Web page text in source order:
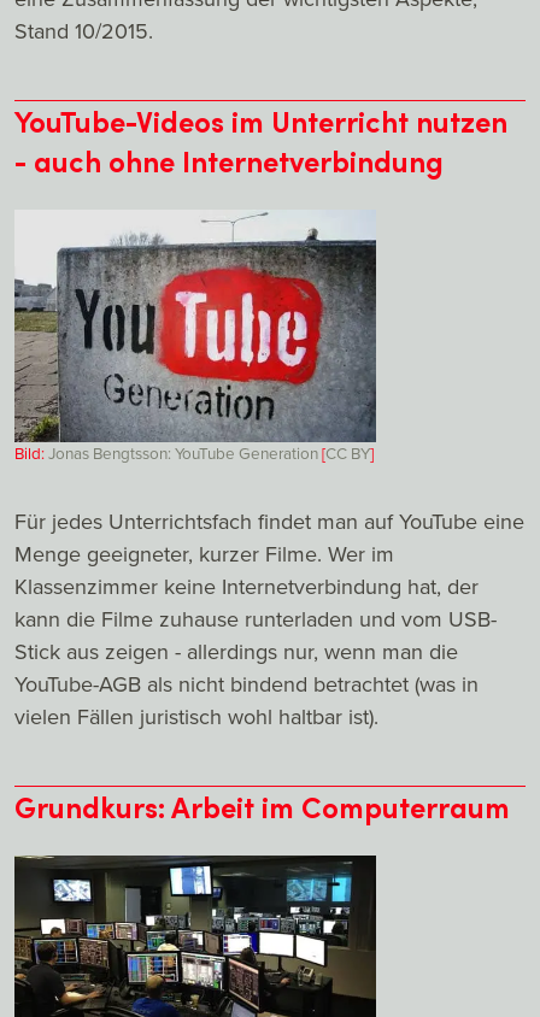
Stand 10/2015.
YouTube-Videos im Unterricht nutzen
- auch ohne Internetverbindung
Bild:Jonas Bengtsson: YouTube Generation[CC BY]
Für jedes Unterrichtsfach findet man auf YouTube eine
Menge geeigneter, kurzer Filme. Wer im
Klassenzimmer keine Internetverbindung hat, der
kann die Filme zuhause runterladen und vom USB-
Stick aus zeigen - allerdings nur, wenn man die
YouTube-AGB als nicht bindend betrachtet (was in
vielen Fällen juristisch wohl haltbar ist).
Grundkurs: Arbeit im Computerraum